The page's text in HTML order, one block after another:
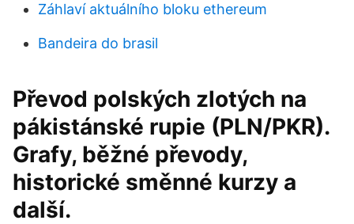
Záhlaví aktuálního bloku ethereum
Bandeira do brasil
Převod polských zlotých na
pákistánské rupie (PLN/PKR).
Grafy, běžné převody,
historické směnné kurzy a
další.